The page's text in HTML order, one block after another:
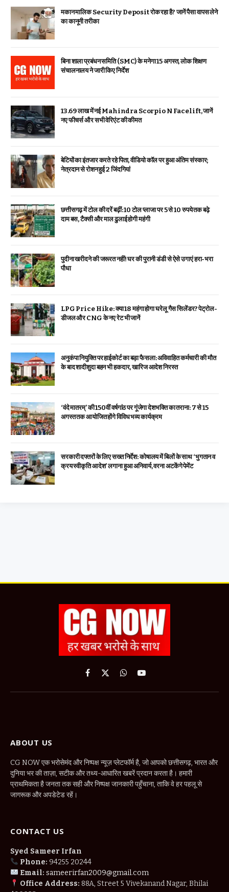
मकान मालिक Security Deposit रोक रहा है? जानें पैसा वापस लेने
का कानूनी तरीका
बिना शाला प्रबंधन समिति (SMC) के मनेगा 15 अगस्त, लोक शिक्षण
संचालनालय ने जारी किए निर्देश
₹13.69 लाख में नई Mahindra Scorpio N Facelift, जानें
नए फीचर्स और सभी वेरिएंट की कीमत
बेटियों का इंतजार करते रहे पिता, वीडियो कॉल पर हुआ अंतिम संस्कार;
नेत्रदान से रोशन हुई 2 जिंदगियां
छत्तीसगढ़ में टोल की दरें बढ़ीं: 10 टोल प्लाजा पर 5 से 10 रुपये तक बढ़े
दाम बस, टैक्सी और माल ढुलाई होगी महंगी
पुदीना खरीदने की जरूरत नहीं! घर की पुरानी डंडी से ऐसे उगाएं हरा-भरा
पौधा
LPG Price Hike: क्या ₹18 महंगा होगा घरेलू गैस सिलेंडर? पेट्रोल-
डीजल और CNG के नए रेट भी जानें
अनुकंपा नियुक्ति पर हाईकोर्ट का बड़ा फैसला: अविवाहित कर्मचारी की मौत
के बाद शादीशुदा बहन भी हकदार, खारिज आदेश निरस्त
‘वंदे मातरम्’ की 150वीं वर्षगांठ पर गूंजेगा देशभक्ति का तराना: 7 से 15
अगस्त तक आयोजित होंगे विविध भव्य कार्यक्रम
सरकारी दफ्तरों के लिए सख्त निर्देश: कोषालय में बिलों के साथ ‘भुगतान व
क्रय स्वीकृति आदेश’ लगाना हुआ अनिवार्य, वरना अटकेंगे पेमेंट
Facebook
X
WhatsApp
YouTube
ABOUT US
CG NOW एक भरोसेमंद और निष्पक्ष न्यूज़ प्लेटफॉर्म है, जो आपको छत्तीसगढ़, भारत और
दुनिया भर की ताज़ा, सटीक और तथ्य-आधारित खबरें प्रदान करता है। हमारी
प्राथमिकता है जनता तक सही और निष्पक्ष जानकारी पहुँचाना, ताकि वे हर पहलू से
जागरूक और अपडेटेड रहें।
CONTACT US
Syed Sameer Irfan
Phone: 94255 20244
Email: sameerirfan2009@gmail.com
Office Address: 88A, Street 5 Vivekanand Nagar, Bhilai